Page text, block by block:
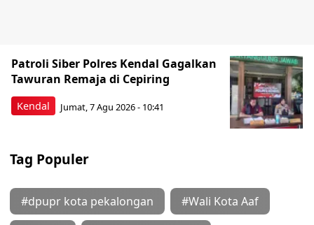
Kendal
Patroli Siber Polres Kendal Gagalkan
Tawuran Remaja di Cepiring
Jumat, 7 Agu 2026 - 10:41
Tag Populer
#dpupr kota pekalongan #Wali Kota Aaf